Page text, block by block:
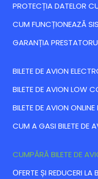
PROTECȚIA DATELOR
CUM FUNCȚIONEAZĂ
GARANȚIA
BILETE DE AVION
BILETE DE AVION LOW
BILETE DE AVION
CUM A GASI BILETE DE
CUMPĂRĂ BILETE DE
ОFERTE ȘI REDUCERI LA